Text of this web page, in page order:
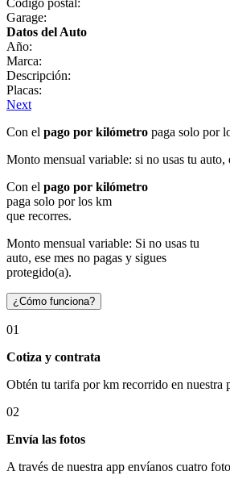
Garage:
Datos del Auto
Año:
Marca:
Descripción:
Placas:
Next
Con el pago por kilómetro paga solo por
Monto mensual variable: si no usas tu auto,
Con el pago por kilómetro
paga solo por los km
que recorres.
Monto mensual variable: Si no usas tu
auto, ese mes no pagas y sigues
protegido(a).
¿Cómo funciona?
01
Cotiza y contrata
Obtén tu tarifa por km recorrido en nuestra
02
Envía las fotos
A través de nuestra app envíanos cuatro